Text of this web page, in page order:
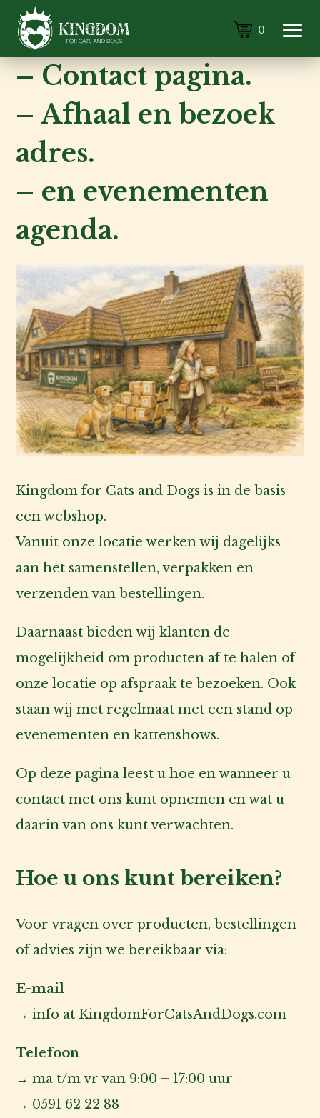
Hond
de
fokker
Voor
de
baas
ons
Account
inlog
0
– Contact pagina.
– Afhaal en bezoek
adres.
– en evenementen
agenda.
Kingdom for Cats and Dogs is in de basis
een webshop.
Vanuit onze locatie werken wij dagelijks
aan het samenstellen, verpakken en
verzenden van bestellingen.
Daarnaast bieden wij klanten de
mogelijkheid om producten af te halen of
onze locatie op afspraak te bezoeken. Ook
staan wij met regelmaat met een stand op
evenementen en kattenshows.
Op deze pagina leest u hoe en wanneer u
contact met ons kunt opnemen en wat u
daarin van ons kunt verwachten.
Hoe u ons kunt bereiken?
Voor vragen over producten, bestellingen
of advies zijn we bereikbaar via:
E-mail
→ info at KingdomForCatsAndDogs.com
Telefoon
→ ma t/m vr van 9:00 – 17:00 uur
→ 0591 62 22 88